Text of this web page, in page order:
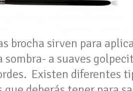
brocha sirven para
sombra- a suaves
Existen diferentes